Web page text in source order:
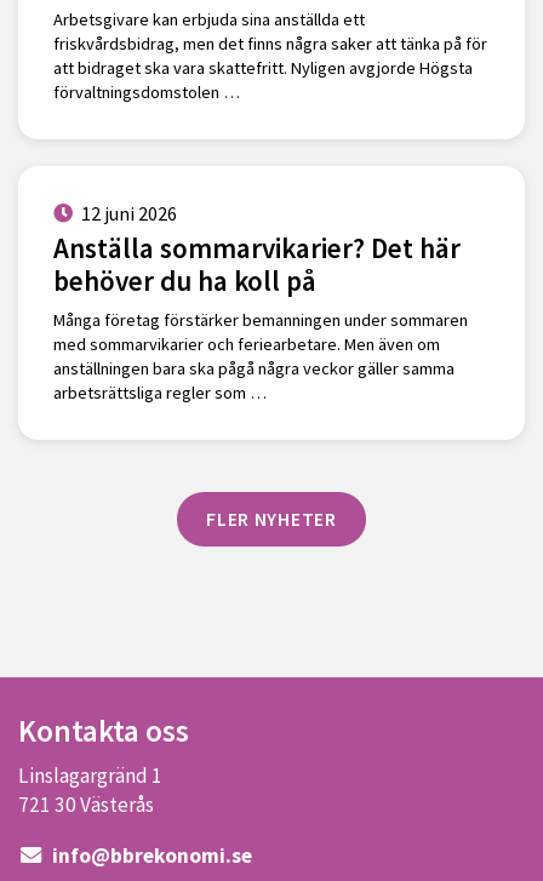
Arbetsgivare kan erbjuda sina anställda ett
friskvårdsbidrag, men det finns några saker att tänka på för
att bidraget ska vara skattefritt. Nyligen avgjorde Högsta
förvaltningsdomstolen …
12 juni 2026
Anställa sommarvikarier? Det här
behöver du ha koll på
Många företag förstärker bemanningen under sommaren
med sommarvikarier och feriearbetare. Men även om
anställningen bara ska pågå några veckor gäller samma
arbetsrättsliga regler som …
FLER NYHETER
Kontakta oss
Linslagargränd 1
721 30 Västerås
info@bbrekonomi.se